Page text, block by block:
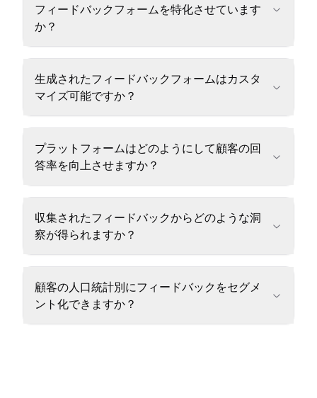
フィードバックフォームを特化させています
か？
生成されたフィードバックフォームはカスタ
マイズ可能ですか？
プラットフォームはどのようにして顧客の回
答率を向上させますか？
収集されたフィードバックからどのような洞
察が得られますか？
顧客の人口統計別にフィードバックをセグメ
ント化できますか？